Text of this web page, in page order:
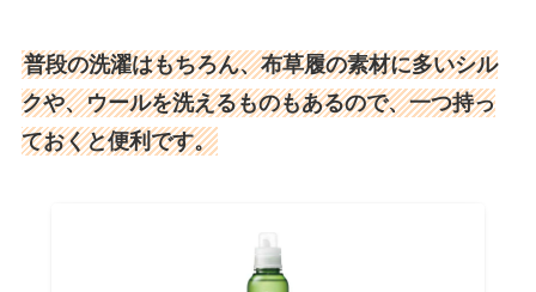
普段の洗濯はもちろん、布草履の素材に多いシル
クや、ウールを洗えるものもあるので、一つ持っ
ておくと便利です。